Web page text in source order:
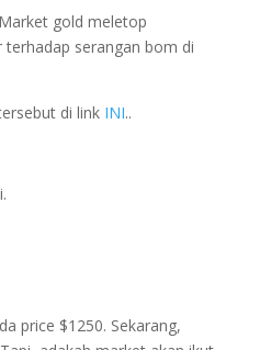
gold meletop
terhadap serangan bom di
di linkINI..
price $1250. Sekarang,